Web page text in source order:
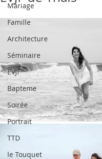
Mariage
Famille
Architecture
Séminaire
EVJF
Bapteme
Soirée
Portrait
TTD
le Touquet